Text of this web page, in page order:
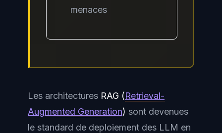
menaces
Les architectures RAG (Retrieval-
Augmented Generation) sont devenues
le standard de deploiement des LLM en